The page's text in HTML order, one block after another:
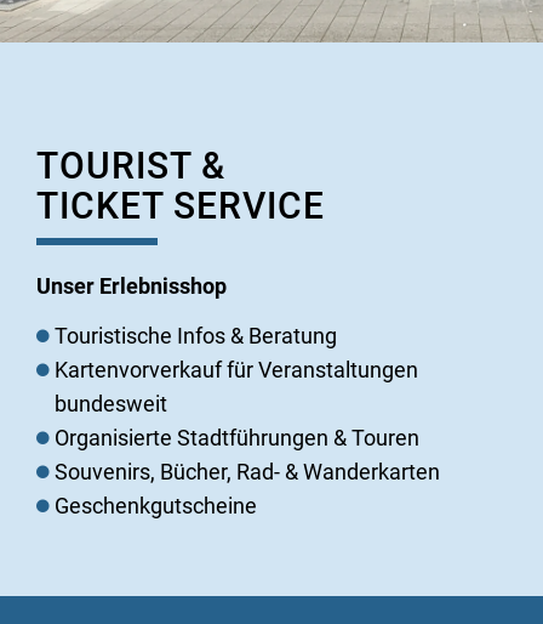
TOURIST &
TICKET SERVICE
Unser Erlebnisshop
Touristische Infos & Beratung
Kartenvorverkauf für Veranstaltungen
bundesweit
Organisierte Stadtführungen & Touren
Souvenirs, Bücher, Rad- & Wanderkarten
Geschenkgutscheine